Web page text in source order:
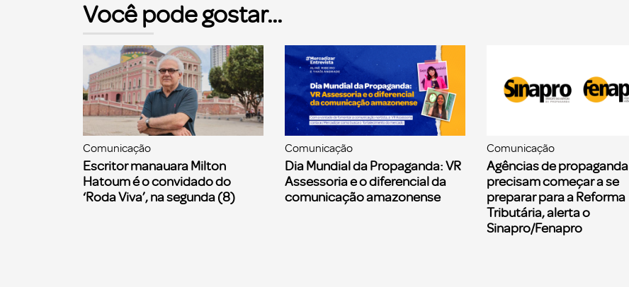
Você pode gostar...
Comunicação
Escritor manauara Milton
Hatoum é o convidado do
‘Roda Viva’, na segunda (8)
Comunicação
Dia Mundial da Propaganda: VR
Assessoria e o diferencial da
comunicação amazonense
Comunicação
Agências de propaganda
precisam começar a se
preparar para a Reforma
Tributária, alerta o
Sinapro/Fenapro